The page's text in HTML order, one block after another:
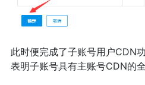
此时便完成了子账号用户CDN
表明子账号具有主账号CDN的全